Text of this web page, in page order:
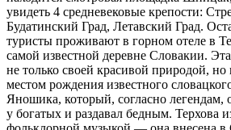
увидеть 4 средневековые крепости:
Будатинский Град, Летавский Град.
туристы проживают в горном отеле в
самой известной деревне Словакии.
не только своей красивой природой, но
местом рождения известного
Яношика, который, согласно легендам,
у богатых и раздавал бедным. Терхова